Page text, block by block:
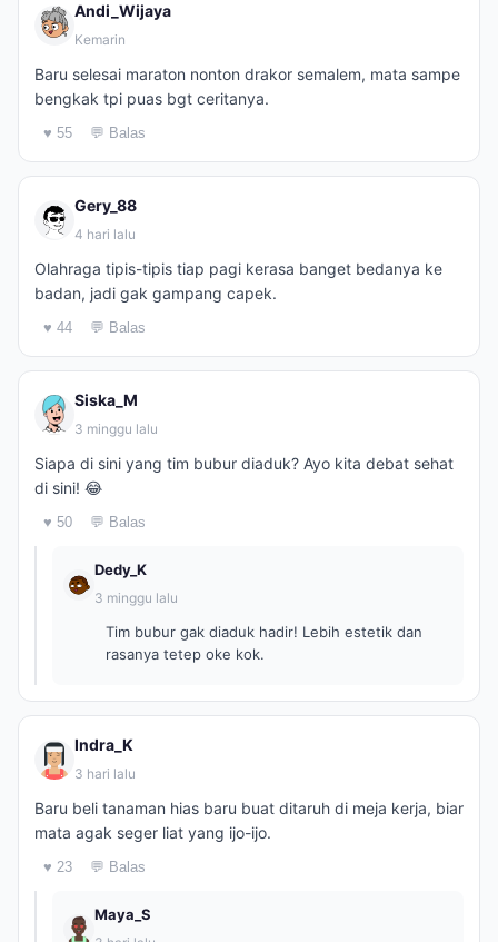
Andi_Wijaya
Kemarin
Baru selesai maraton nonton drakor semalem, mata sampe
bengkak tpi puas bgt ceritanya.
♥ 55 💬 Balas
Gery_88
4 hari lalu
Olahraga tipis-tipis tiap pagi kerasa banget bedanya ke
badan, jadi gak gampang capek.
♥ 44 💬 Balas
Siska_M
3 minggu lalu
Siapa di sini yang tim bubur diaduk? Ayo kita debat sehat
di sini! 😂
♥ 50 💬 Balas
Dedy_K
3 minggu lalu
Tim bubur gak diaduk hadir! Lebih estetik dan
rasanya tetep oke kok.
Indra_K
3 hari lalu
Baru beli tanaman hias baru buat ditaruh di meja kerja, biar
mata agak seger liat yang ijo-ijo.
♥ 23 💬 Balas
Maya_S